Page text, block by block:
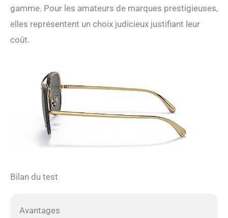
gamme. Pour les amateurs de marques prestigieuses,
elles représentent un choix judicieux justifiant leur
coût.
Bilan du test
Avantages